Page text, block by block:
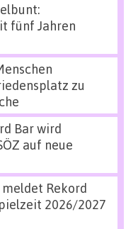
fünf Jahren
zu
Bar wird
auf neue
Rekord
2026/2027